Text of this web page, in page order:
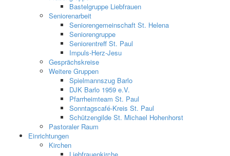
Bastelgruppe Liebfrauen
Seniorenarbeit
Seniorengemeinschaft St. Helena
Seniorengruppe
Seniorentreff St. Paul
Impuls-Herz-Jesu
Gesprächskreise
Weitere Gruppen
Spielmannszug Barlo
DJK Barlo 1959 e.V.
Pfarrheimteam St. Paul
Sonntagscafé-Kreis St. Paul
Schützengilde St. Michael Hohenhorst
Pastoraler Raum
Einrichtungen
Kirchen